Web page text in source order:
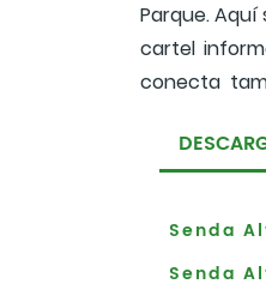
Parque.
cartel
conecta
Senda
Senda